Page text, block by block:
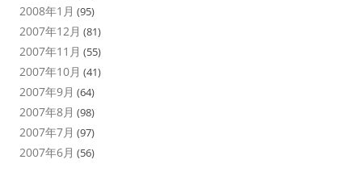
2008年1月 (95)
2007年12月 (81)
2007年11月 (55)
2007年10月 (41)
2007年9月 (64)
2007年8月 (98)
2007年7月 (97)
2007年6月 (56)